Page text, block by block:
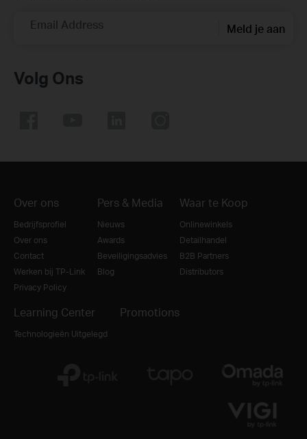
Email Address Meld je aan
Volg Ons
Over ons
Bedrijfsprofiel
Over ons
Contact
Werken bij TP-Link
Privacy Policy
Pers & Media
Nieuws
Awards
Beveiligingsadvies
Blog
Waar te Koop
Onlinewinkels
Detailhandel
B2B Partners
Distributors
Learning Center
Technologieën Uitgelegd
Promotions